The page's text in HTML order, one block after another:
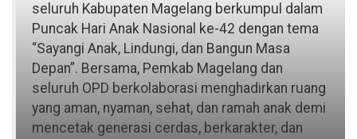
seluruh Kabupaten Magelang berkumpul dalam
Puncak Hari Anak Nasional ke-42 dengan tema
“Sayangi Anak, Lindungi, dan Bangun Masa
Depan”. Bersama, Pemkab Magelang dan
seluruh OPD berkolaborasi menghadirkan ruang
yang aman, nyaman, sehat, dan ramah anak demi
mencetak generasi cerdas, berkarakter, dan